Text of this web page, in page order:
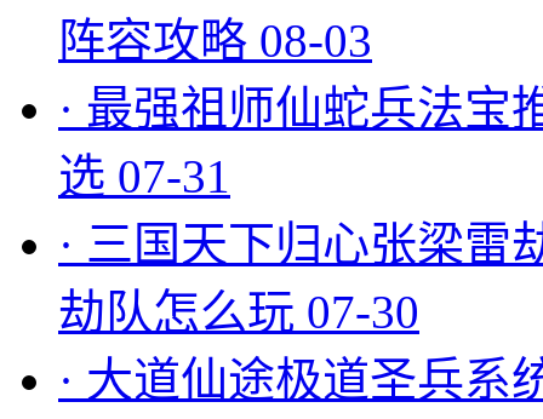
阵容攻略 08-03
· 最强祖师仙蛇兵法宝
选 07-31
· 三国天下归心张梁雷
劫队怎么玩 07-30
· 大道仙途极道圣兵系